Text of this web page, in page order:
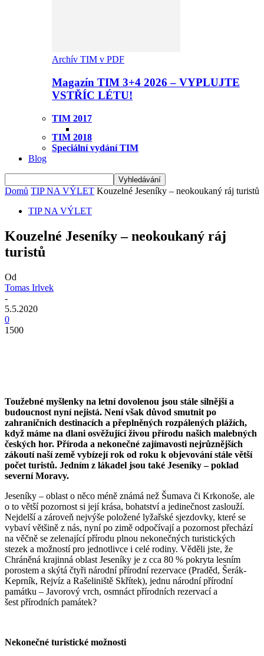
Archív TIM v PDF
Magazín TIM 3+4 2026 – VYPLUJTE
VSTŘÍC LÉTU!
TIM 2017
TIM 2018
Speciální vydání TIM
Blog
Domů TIP NA VÝLET Kouzelné Jeseníky – neokoukaný ráj turistů
TIP NA VÝLET
Kouzelné Jeseníky – neokoukaný ráj
turistů
Od
Tomas Irlvek
-
5.5.2020
0
1500
Toužebné myšlenky na letní dovolenou jsou stále silnější a
budoucnost nyní nejistá. Není však důvod smutnit po
zahraničních destinacích a přeplněných rozpálených plážích,
když máme na dlani osvěžující živou přírodu našich malebných
českých hor. Příroda a nekonečné zajímavosti nejrůznějších
zákoutí naší země vybízejí rok od roku k objevování stále větší
počet turistů. Jedním z lákadel jsou také Jeseníky – poklad
severní Moravy.
Jeseníky – oblast o něco méně známá než Šumava či Krkonoše, ale
o to větší pozornost si její krása, bohatství a jedinečnost zaslouží.
Nejdelší a zároveň nejvýše položené lyžařské sjezdovky, které se
vybaví většině z nás, nyní po zimě odpočívají a pozornost přechází
na věčně se zelenající přírodu plnou nekonečných turistických
stezek a možností pro jednotlivce i celé rodiny. Věděli jste, že
Chráněná krajinná oblast Jeseníky je z cca 80 % pokryta lesním
porostem a skýtá čtyři národní přírodní rezervace (Praděd, Šerák-
Keprník, Rejvíz a Rašeliniště Skřítek), jednu národní přírodní
památku – Javorový vrch, osmnáct přírodních rezervací a
šest přírodních památek?
Nekonečné turistické možnosti